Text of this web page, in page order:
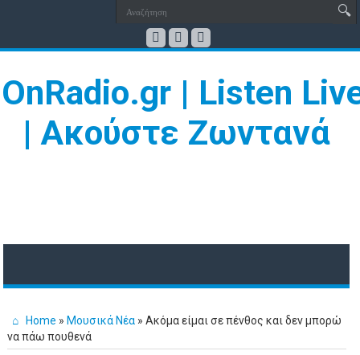
Home » Μουσικά Νέα » Ακόμα είμαι σε πένθος και δεν μπορώ
να πάω πουθενά